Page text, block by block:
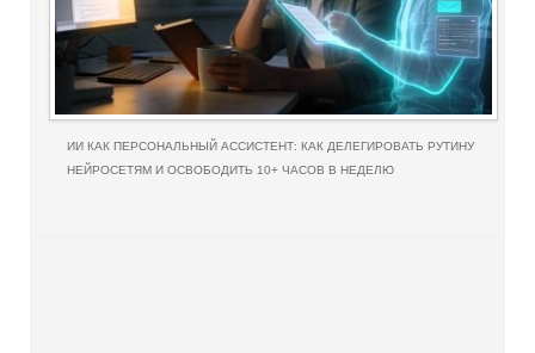
ИИ КАК ПЕРСОНАЛЬНЫЙ АССИСТЕНТ: КАК ДЕЛЕГИРОВАТЬ РУТИНУ
НЕЙРОСЕТЯМ И ОСВОБОДИТЬ 10+ ЧАСОВ В НЕДЕЛЮ